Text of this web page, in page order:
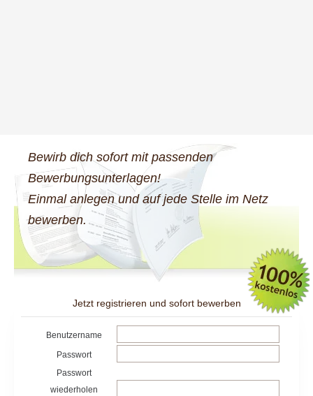
Bewirb dich sofort mit passenden
Bewerbungsunterlagen!
Einmal anlegen und auf jede Stelle im Netz
bewerben.
Jetzt registrieren und sofort bewerben
Benutzername
Passwort
Passwort
wiederholen